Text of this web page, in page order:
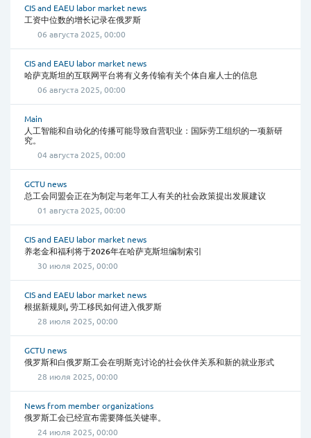
CIS and EAEU labor market news
工资中位数的增长记录在俄罗斯
06 августа 2025, 00:00
CIS and EAEU labor market news
哈萨克斯坦的互联网平台将有义务传输有关个体自雇人士的信息
06 августа 2025, 00:00
Main
人工智能和自动化的传播可能导致自营职业：国际劳工组织的一项新研
究。
04 августа 2025, 00:00
GCTU news
总工会同盟会正在为制定与老年工人有关的社会政策提出发展建议
01 августа 2025, 00:00
CIS and EAEU labor market news
养老金和福利将于2026年在哈萨克斯坦编制索引
30 июля 2025, 00:00
CIS and EAEU labor market news
根据新规则, 劳工移民如何进入俄罗斯
28 июля 2025, 00:00
GCTU news
俄罗斯和白俄罗斯工会在明斯克讨论的社会伙伴关系和新的就业形式
28 июля 2025, 00:00
News from member organizations
俄罗斯工会已经宣布需要降低关键率。
24 июля 2025, 00:00